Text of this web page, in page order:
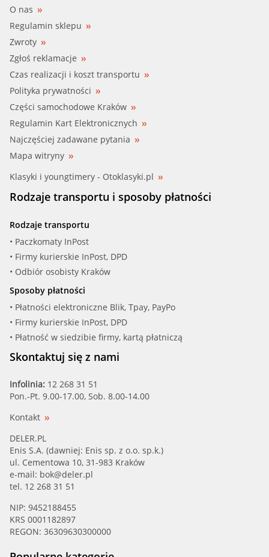
O nas
Regulamin sklepu
Zwroty
Zgłoś reklamacje
Czas realizacji i koszt transportu
Polityka prywatności
Części samochodowe Kraków
Regulamin Kart Elektronicznych
Najczęściej zadawane pytania
Mapa witryny
Klasyki i youngtimery - Otoklasyki.pl
Rodzaje transportu i sposoby płatności
Rodzaje transportu
• Paczkomaty InPost
• Firmy kurierskie InPost, DPD
• Odbiór osobisty Kraków
Sposoby płatności
• Płatności elektroniczne Blik, Tpay, PayPo
• Firmy kurierskie InPost, DPD
• Płatność w siedzibie firmy, kartą płatniczą
Skontaktuj się z nami
Infolinia: 12 268 31 51
Pon.-Pt. 9.00-17.00, Sob. 8.00-14.00
Kontakt
DELER.PL
Enis S.A. (dawniej: Enis sp. z o.o. sp.k.)
ul. Cementowa 10, 31-983 Kraków
e-mail: bok@deler.pl
tel. 12 268 31 51
NIP: 9452188455
KRS 0001182897
REGON: 36309630300000